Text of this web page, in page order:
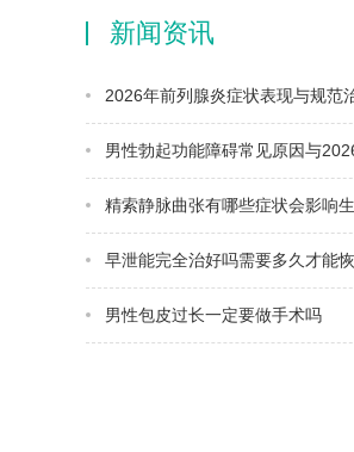
新闻资讯
2026年前列腺炎症状表现与规范
男性勃起功能障碍常见原因与
精索静脉曲张有哪些症状会影响
早泄能完全治好吗需要多久才能
男性包皮过长一定要做手术吗